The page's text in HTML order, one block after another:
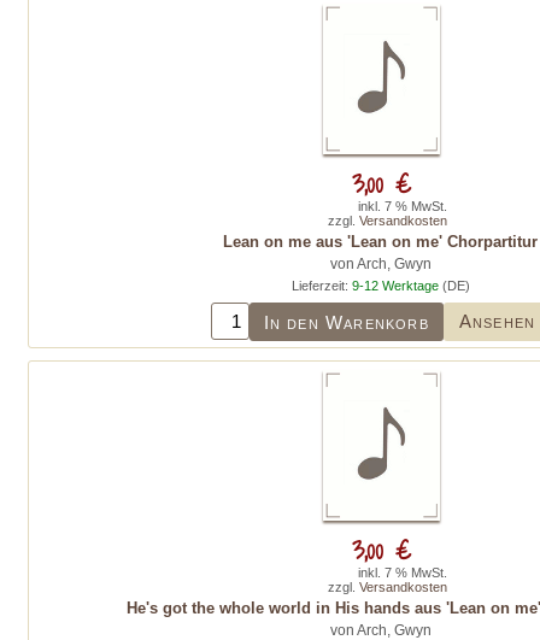
Lean on me aus 'Lean on me' Chorpartitur
von Arch, Gwyn
Lieferzeit: 9-12 Werktage(DE)
In den Warenkorb Ansehen
3,00 €
inkl. 7 % MwSt.
zzgl. Versandkosten
He's got the whole world in His hands aus 'Lean on
von Arch, Gwyn
3,00 €
inkl. 7 % MwSt.
zzgl. Versandkosten